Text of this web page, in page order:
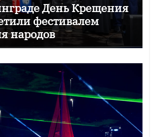
День Крещения
фестивалем
народов